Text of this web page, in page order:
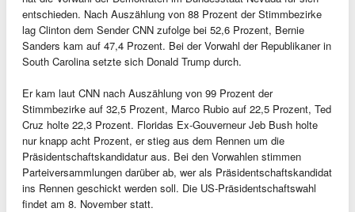
entschieden. Nach Auszählung von 88 Prozent der Stimmbezirke
lag Clinton dem Sender CNN zufolge bei 52,6 Prozent, Bernie
Sanders kam auf 47,4 Prozent. Bei der Vorwahl der Republikaner in
South Carolina setzte sich Donald Trump durch.
Er kam laut CNN nach Auszählung von 99 Prozent der
Stimmbezirke auf 32,5 Prozent, Marco Rubio auf 22,5 Prozent, Ted
Cruz holte 22,3 Prozent. Floridas Ex-Gouverneur Jeb Bush holte
nur knapp acht Prozent, er stieg aus dem Rennen um die
Präsidentschaftskandidatur aus. Bei den Vorwahlen stimmen
Parteiversammlungen darüber ab, wer als Präsidentschaftskandidat
ins Rennen geschickt werden soll. Die US-Präsidentschaftswahl
findet am 8. November statt.